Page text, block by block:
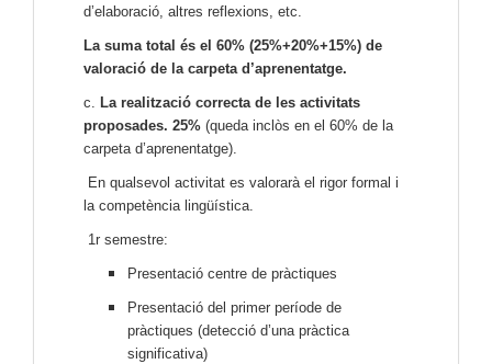
d’elaboració, altres reflexions, etc.
La suma total és el 60% (25%+20%+15%) de
valoració de la carpeta d’aprenentatge.
c.
La realització correcta de les activitats
proposades. 25% (queda inclòs en el 60% de la
carpeta d’aprenentatge).
En qualsevol activitat es valorarà el rigor formal i
la competència lingüística.
1r semestre:
Presentació centre de pràctiques
Presentació del primer període de
pràctiques (detecció d’una pràctica
significativa)